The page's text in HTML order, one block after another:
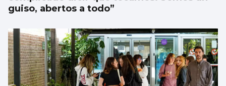
guiso, abertos a todo”